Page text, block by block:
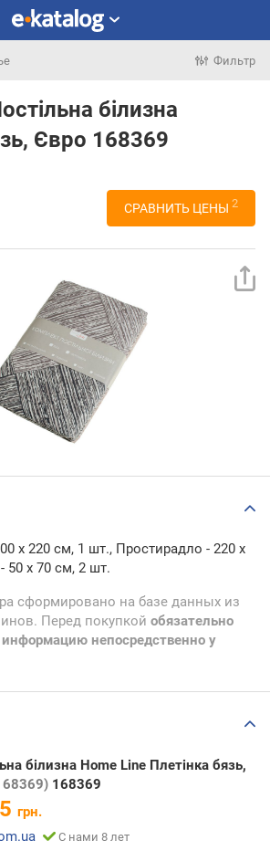
Фильтр
білизна
Євро 168369
СРАВНИТЬ ЦЕНЫ 2
x 220 см, 1 шт., Простирадло - 220 x
50 х 70 см, 2 шт.
сформировано на базе данных из
Перед покупкой обязательно
непосредственно у
білизна Home Line Плетінка бязь,
168369
грн.
С нами 8 лет